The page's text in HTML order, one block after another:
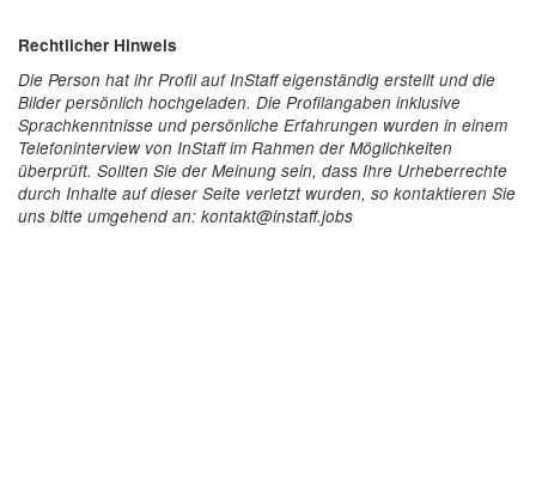
Rechtlicher Hinweis
Die Person hat ihr Profil auf InStaff eigenständig erstellt und die
Bilder persönlich hochgeladen. Die Profilangaben inklusive
Sprachkenntnisse und persönliche Erfahrungen wurden in einem
Telefoninterview von InStaff im Rahmen der Möglichkeiten
überprüft. Sollten Sie der Meinung sein, dass Ihre Urheberrechte
durch Inhalte auf dieser Seite verletzt wurden, so kontaktieren Sie
uns bitte umgehend an: kontakt@instaff.jobs